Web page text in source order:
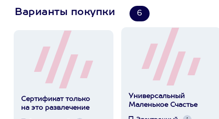
Варианты покупки 6
Сертификат только
на это развлечение
Универсальный
Маленькое Счастье